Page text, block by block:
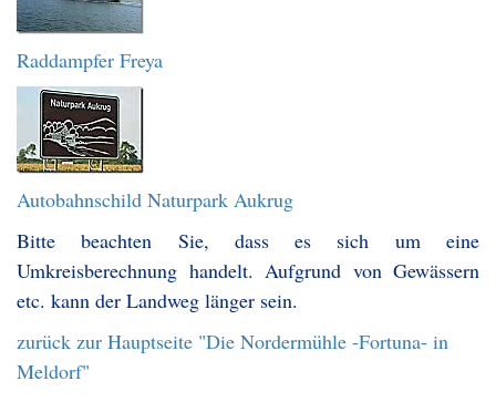
Raddampfer Freya
Autobahnschild Naturpark Aukrug
Bitte beachten Sie, dass es sich um eine
Umkreisberechnung handelt. Aufgrund von Gewässern
etc. kann der Landweg länger sein.
zurück zur Hauptseite "Die Nordermühle -Fortuna- in
Meldorf"